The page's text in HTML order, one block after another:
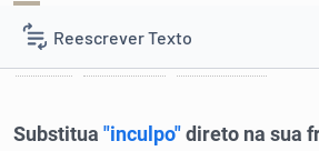
Reescrever Texto
delato